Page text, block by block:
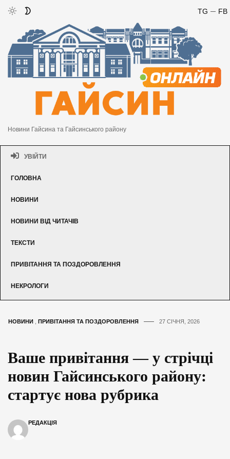
FB
TG
Новини Гайсина та Гайсинського району
УВІЙТИ
ГОЛОВНА
НОВИНИ
НОВИНИ ВІД ЧИТАЧІВ
ТЕКСТИ
ПРИВІТАННЯ ТА ПОЗДОРОВЛЕННЯ
НЕКРОЛОГИ
НОВИНИ ПРИВІТАННЯ ТА ПОЗДОРОВЛЕННЯ 27 СІЧНЯ, 2026
Ваше привітання — у стрічці
новин Гайсинського району:
стартує нова рубрика
РЕДАКЦІЯ